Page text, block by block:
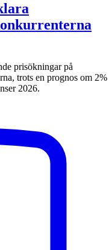
prisökningar på
trots en prognos om 2%
2026.